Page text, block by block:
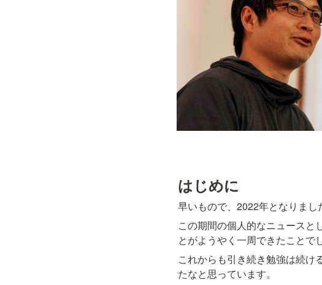
はじめに
早いもので、2022年となりまし
この期間の個人的なニュースと
とがようやく一周できたことで
これからも引き続き勉強は続け
たなと思っています。